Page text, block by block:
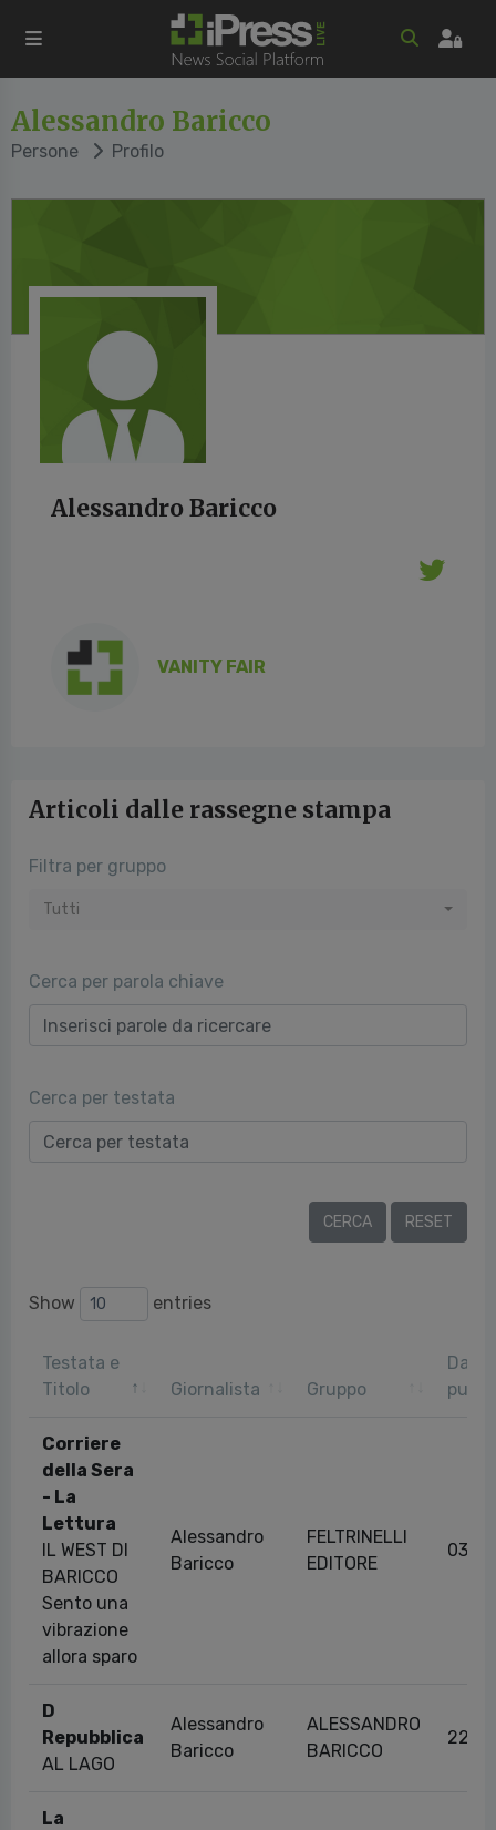
Alessandro Baricco
Persone Profilo
Alessandro Baricco
VANITY FAIR
Articoli dalle rassegne stampa
Filtra per gruppo
Tutti
Cerca per parola chiave
Cerca per testata
Show entries
Testata e
Titolo
Giornalista Gruppo
Data
Corriere
della Sera
- La
Lettura
IL WEST DI
BARICCO
Sento una
vibrazione
allora sparo
Alessandro
Baricco
FELTRINELLI
EDITORE
03/
D
Repubblica
AL LAGO
Alessandro
Baricco
ALESSANDRO
BARICCO
22/
La